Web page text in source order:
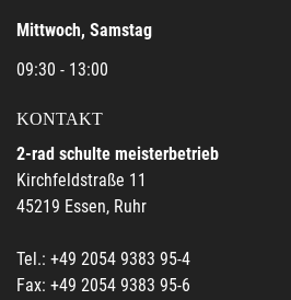
Mittwoch, Samstag
09:30 - 13:00
KONTAKT
2-rad schulte meisterbetrieb
Kirchfeldstraße 11
45219 Essen, Ruhr
Tel.: +49 2054 9383 95-4
Fax: +49 2054 9383 95-6